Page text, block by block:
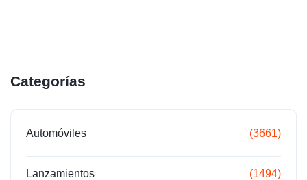
Categorías
Automóviles (3661)
Lanzamientos (1494)